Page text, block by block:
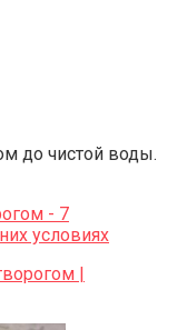
до чистой воды.